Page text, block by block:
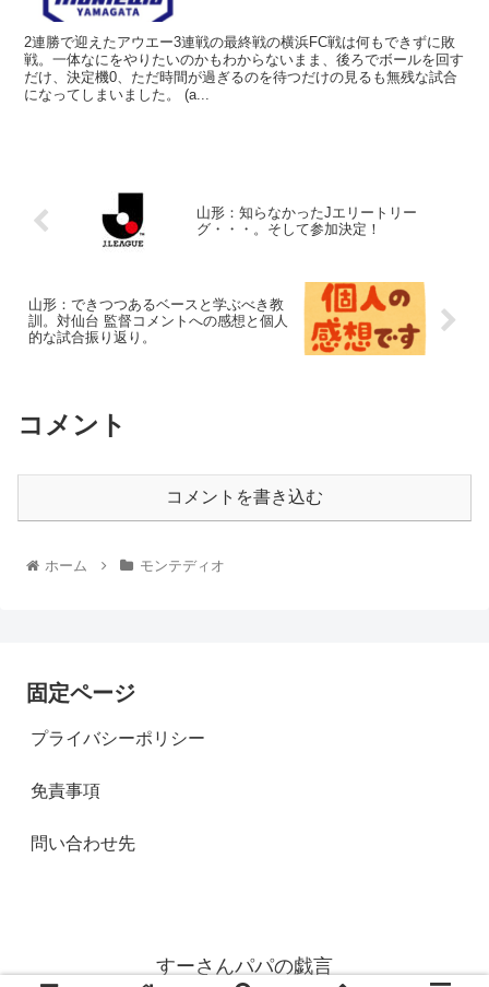
2連勝で迎えたアウエー3連戦の最終戦の横浜FC戦は何もできずに敗
戦。一体なにをやりたいのかもわからないまま、後ろでボールを回す
だけ、決定機0、ただ時間が過ぎるのを待つだけの見るも無残な試合
になってしまいました。 (a...
山形：知らなかったJエリートリー
グ・・・。そして参加決定！
山形：できつつあるベースと学ぶべき教
訓。対仙台 監督コメントへの感想と個人
的な試合振り返り。
コメント
コメントを書き込む
ホーム モンテディオ
固定ページ
プライバシーポリシー
免責事項
問い合わせ先
すーさんパパの戯言